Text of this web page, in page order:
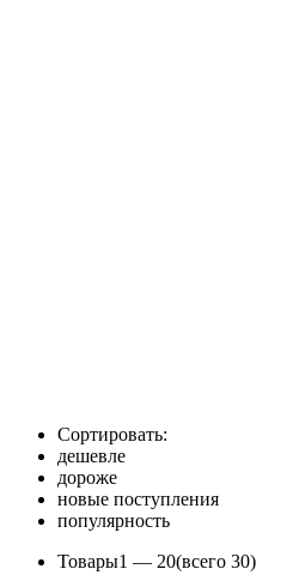
Сортировать:
дешевле
дороже
новые поступления
популярность
Товары1 — 20(всего 30)